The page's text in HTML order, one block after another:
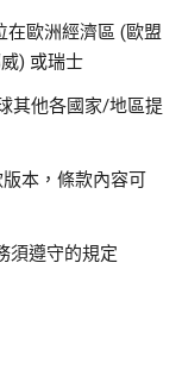
在歐洲經濟區 (歐盟
) 或瑞士
其他各國家/地區提
本，條款內容可
須遵守的規定